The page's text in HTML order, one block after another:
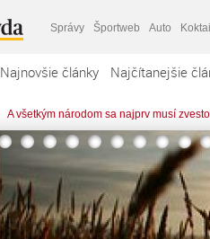
Správy Športweb Auto
Najnovšie články Najčítanejšie
A všetkým národom sa najprv musí